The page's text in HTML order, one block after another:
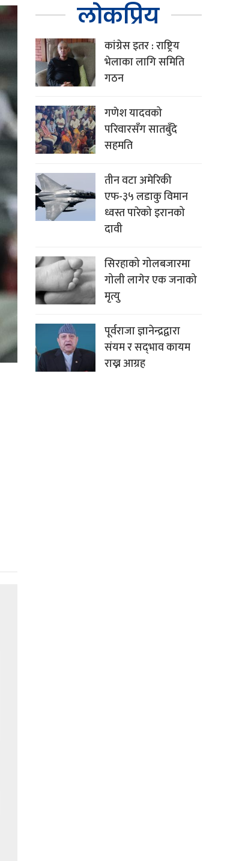
लोकप्रिय
कांग्रेस इतर : राष्ट्रिय
भेलाका लागि समिति
गठन
गणेश यादवको
परिवारसँग सातबुँदे
सहमति
तीन वटा अमेरिकी
एफ-३५ लडाकु विमान
ध्वस्त पारेको इरानको
दावी
सिरहाको गोलबजारमा
गोली लागेर एक जनाको
मृत्यु
पूर्वराजा ज्ञानेन्द्रद्वारा
संयम र सद्‌भाव कायम
राख्न आग्रह